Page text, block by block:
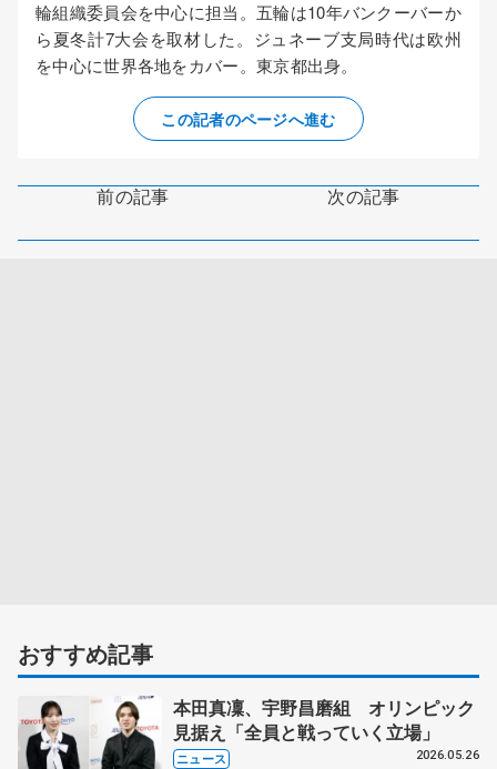
輪組織委員会を中心に担当。五輪は10年バンクーバーか
ら夏冬計7大会を取材した。ジュネーブ支局時代は欧州
を中心に世界各地をカバー。東京都出身。
この記者のページへ進む
前の記事 次の記事
おすすめ記事
本田真凜、宇野昌磨組 オリンピック
見据え「全員と戦っていく立場」
ニュース 2026.05.26